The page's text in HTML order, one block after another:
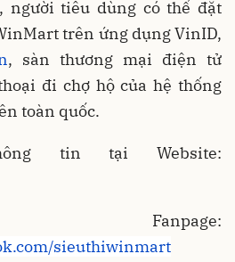
người tiêu dùng có thể đặt
trên ứng dụng VinID,
, sàn thương mại điện tử
đi chợ hộ của hệ thống
toàn quốc.
tin tại Website:
sieuthiwinmart